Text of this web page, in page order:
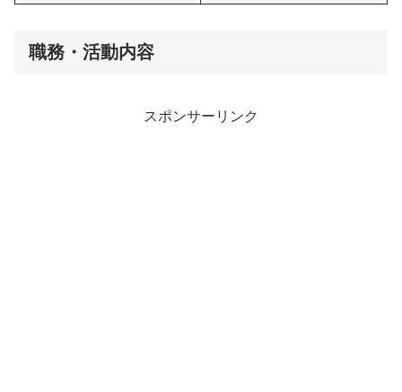
職務・活動内容
スポンサーリンク